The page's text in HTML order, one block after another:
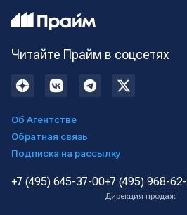
Читайте Прайм в соцсетях
Об Агентстве
Обратная связь
Подписка на рассылку
+7 (495) 645-37-00+7 (495) 968-
Дирекция продаж